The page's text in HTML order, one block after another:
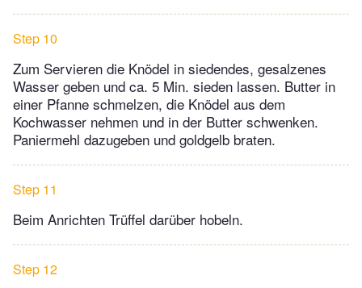
Step 10
Zum Servieren die Knödel in siedendes, gesalzenes
Wasser geben und ca. 5 Min. sieden lassen. Butter in
einer Pfanne schmelzen, die Knödel aus dem
Kochwasser nehmen und in der Butter schwenken.
Paniermehl dazugeben und goldgelb braten.
Step 11
Beim Anrichten Trüffel darüber hobeln.
Step 12